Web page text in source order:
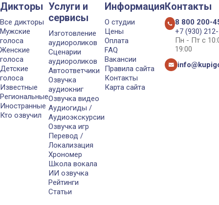
Дикторы
Все дикторы
Мужские
голоса
Женские
голоса
Детские
голоса
Известные
Региональные
Иностранные
Кто озвучил
Услуги и
сервисы
Изготовление
аудиороликов
Сценарии
аудиороликов
Автоответчики
Озвучка
аудиокниг
Озвучка видео
Аудиогиды /
Аудиоэкскурсии
Озвучка игр
Перевод /
Локализация
Хрономер
Школа вокала
ИИ озвучка
Рейтинги
Статьи
Информация
О студии
Цены
Оплата
FAQ
Вакансии
Правила сайта
Контакты
Карта сайта
Контакты
8 800 200-
+7 (930)
Пн - Пт с
19:00